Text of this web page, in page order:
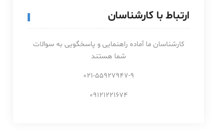
ارتباط با کارشناسان
کارشناسان ما آماده راهنمایی و پاسخگویی به سوالات
شما هستند
021-55927947-9
09121221674